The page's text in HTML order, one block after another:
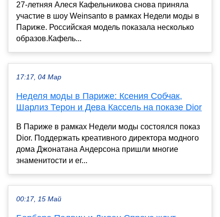
27-летняя Алеся Кафельникова снова приняла
участие в шоу Weinsanto в рамках Недели моды в
Париже. Российская модель показала несколько
образов.Кафель...
17:17, 04 Мар
Неделя моды в Париже: Ксения Собчак,
Шарлиз Терон и Дева Кассель на показе Dior
В Париже в рамках Недели моды состоялся показ
Dior. Поддержать креативного директора модного
дома Джонатана Андерсона пришли многие
знаменитости и ег...
00:17, 15 Май